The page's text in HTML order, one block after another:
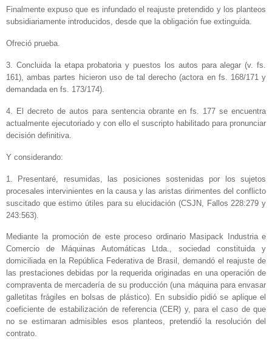
Finalmente expuso que es infundado el reajuste pretendido y los planteos
subsidiariamente introducidos, desde que la obligación fue extinguida.
Ofreció prueba.
3. Concluida la etapa probatoria y puestos los autos para alegar (v. fs.
161), ambas partes hicieron uso de tal derecho (actora en fs. 168/171 y
demandada en fs. 173/174).
4. El decreto de autos para sentencia obrante en fs. 177 se encuentra
actualmente ejecutoriado y con ello el suscripto habilitado para pronunciar
decisión definitiva.
Y considerando:
1. Presentaré, resumidas, las posiciones sostenidas por los sujetos
procesales intervinientes en la causa y las aristas dirimentes del conflicto
suscitado que estimo útiles para su elucidación (CSJN, Fallos 228:279 y
243:563).
Mediante la promoción de este proceso ordinario Masipack Industria e
Comercio de Máquinas Automáticas Ltda., sociedad constituida y
domiciliada en la República Federativa de Brasil, demandó el reajuste de
las prestaciones debidas por la requerida originadas en una operación de
compraventa de mercadería de su producción (una máquina para envasar
galletitas frágiles en bolsas de plástico). En subsidio pidió se aplique el
coeficiente de estabilización de referencia (CER) y, para el caso de que
no se estimaran admisibles esos planteos, pretendió la resolución del
contrato.